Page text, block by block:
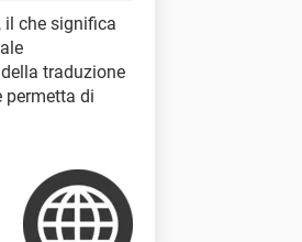
il che significa
traduzione
permetta di